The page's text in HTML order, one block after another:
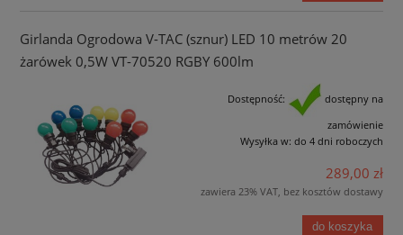
Girlanda Ogrodowa V-TAC (sznur) LED 10 metrów 20
żarówek 0,5W VT-70520 RGBY 600lm
Dostępność:
dostępny na
zamówienie
Wysyłka w: do 4 dni roboczych
289,00 zł
zawiera 23% VAT, bez kosztów dostawy
do koszyka